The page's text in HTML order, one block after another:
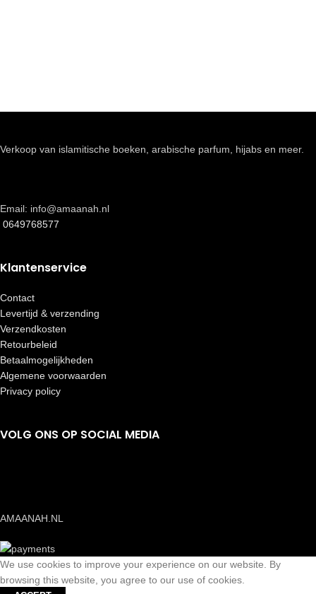
Verkoop van islamitische boeken, arabische parfum, hijabs en meer.
Email: info@amaanah.nl
0649768577
Klantenservice
Contact
Levertijd & verzending
Verzendkosten
Retourbeleid
Betaalmogelijkheden
Algemene voorwaarden
Privacy policy
VOLG ONS OP SOCIAL MEDIA
AMAANAH.NL
We use cookies to improve your experience on our website. By
browsing this website, you agree to our use of cookies.